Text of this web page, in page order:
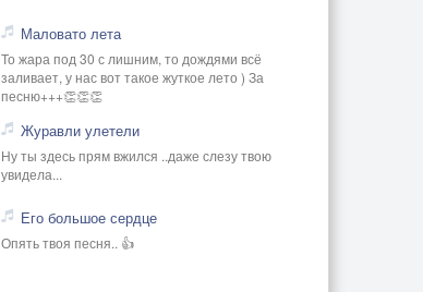
Маловато лета
То жара под 30 с лишним, то дождями всё
заливает, у нас вот такое жуткое лето ) За
песню+++👏👏👏
Журавли улетели
Ну ты здесь прям вжился ..даже слезу твою
увидела...
Его большое сердце
Опять твоя песня.. 👍